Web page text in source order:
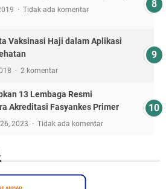
Tidak ada komentar
Vaksinasi Haji dalam Aplikasi
2 komentar
13 Lembaga Resmi
Akreditasi Fasyankes Primer
2023 Tidak ada komentar